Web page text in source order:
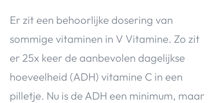
Er zit een behoorlijke dosering van
sommige vitaminen in V Vitamine. Zo zit
er 25x keer de aanbevolen dagelijkse
hoeveelheid (ADH) vitamine C in een
pilletje. Nu is de ADH een minimum, maar